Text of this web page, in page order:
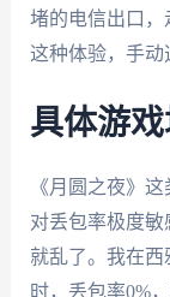
堵的电信出口，
这种体验，手动
具体游
《月圆之夜》
对丢包率极度
就乱了。我在西
时，丢包率0%